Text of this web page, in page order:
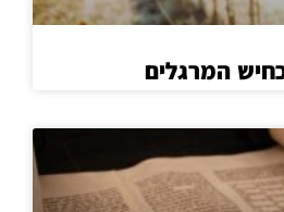
המרגלים